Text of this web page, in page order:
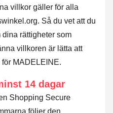
villkor gäller för alla
Så du vet att du
rättigheter som
villkoren är lätta att
MADELEINE.
14 dagar
Shopping Secure